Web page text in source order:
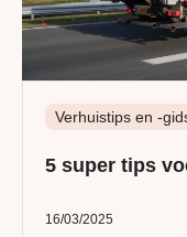
Verhuistips en -
5 super tips
16/03/2025